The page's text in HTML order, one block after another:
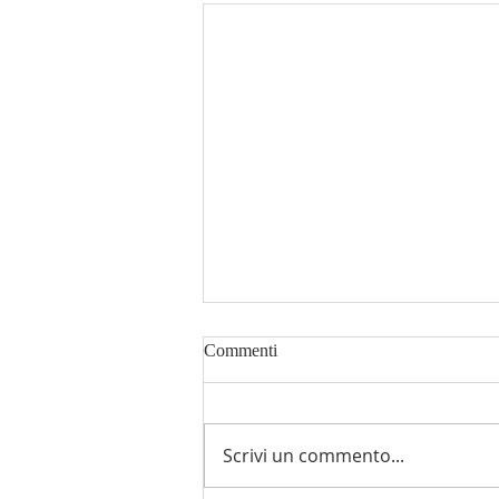
Commenti
Scrivi un commento...